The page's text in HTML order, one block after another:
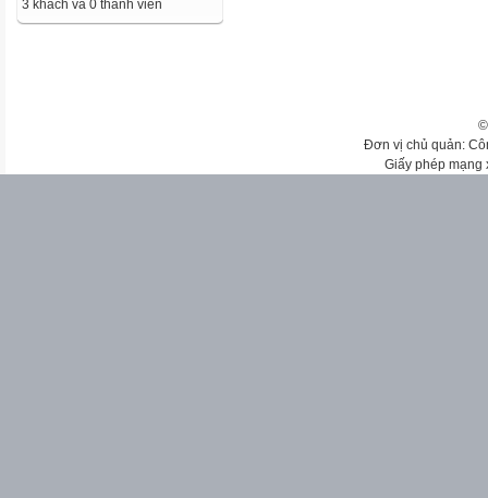
3 khách và 0 thành viên
Đơn vị chủ quản:
Giấy phép mạng